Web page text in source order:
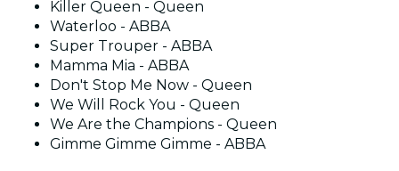
Killer Queen - Queen
Waterloo - ABBA
Super Trouper - ABBA
Mamma Mia - ABBA
Don't Stop Me Now - Queen
We Will Rock You - Queen
We Are the Champions - Queen
Gimme Gimme Gimme - ABBA